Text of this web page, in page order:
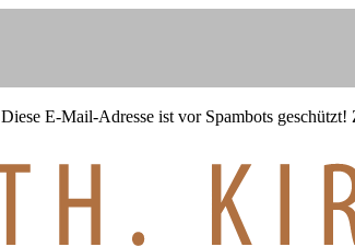
Diese E-Mail-Adresse ist vor Spambots geschützt!